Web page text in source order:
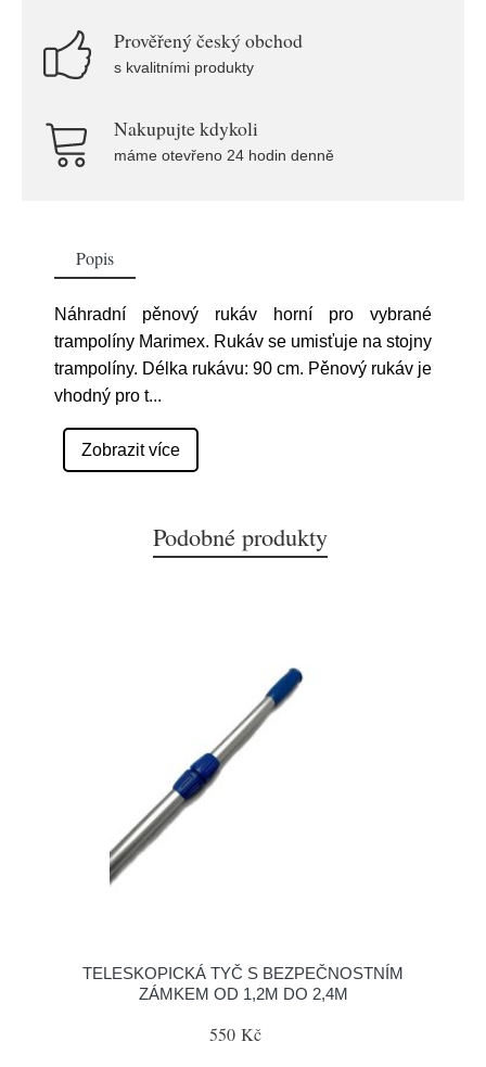
Prověřený český obchod
s kvalitními produkty
Nakupujte kdykoli
máme otevřeno 24 hodin denně
Popis
Náhradní pěnový rukáv horní pro vybrané
trampolíny Marimex. Rukáv se umisťuje na stojny
trampolíny. Délka rukávu: 90 cm. Pěnový rukáv je
vhodný pro t...
Zobrazit více
Podobné produkty
TELESKOPICKÁ TYČ S BEZPEČNOSTNÍM
ZÁMKEM OD 1,2M DO 2,4M
550 Kč